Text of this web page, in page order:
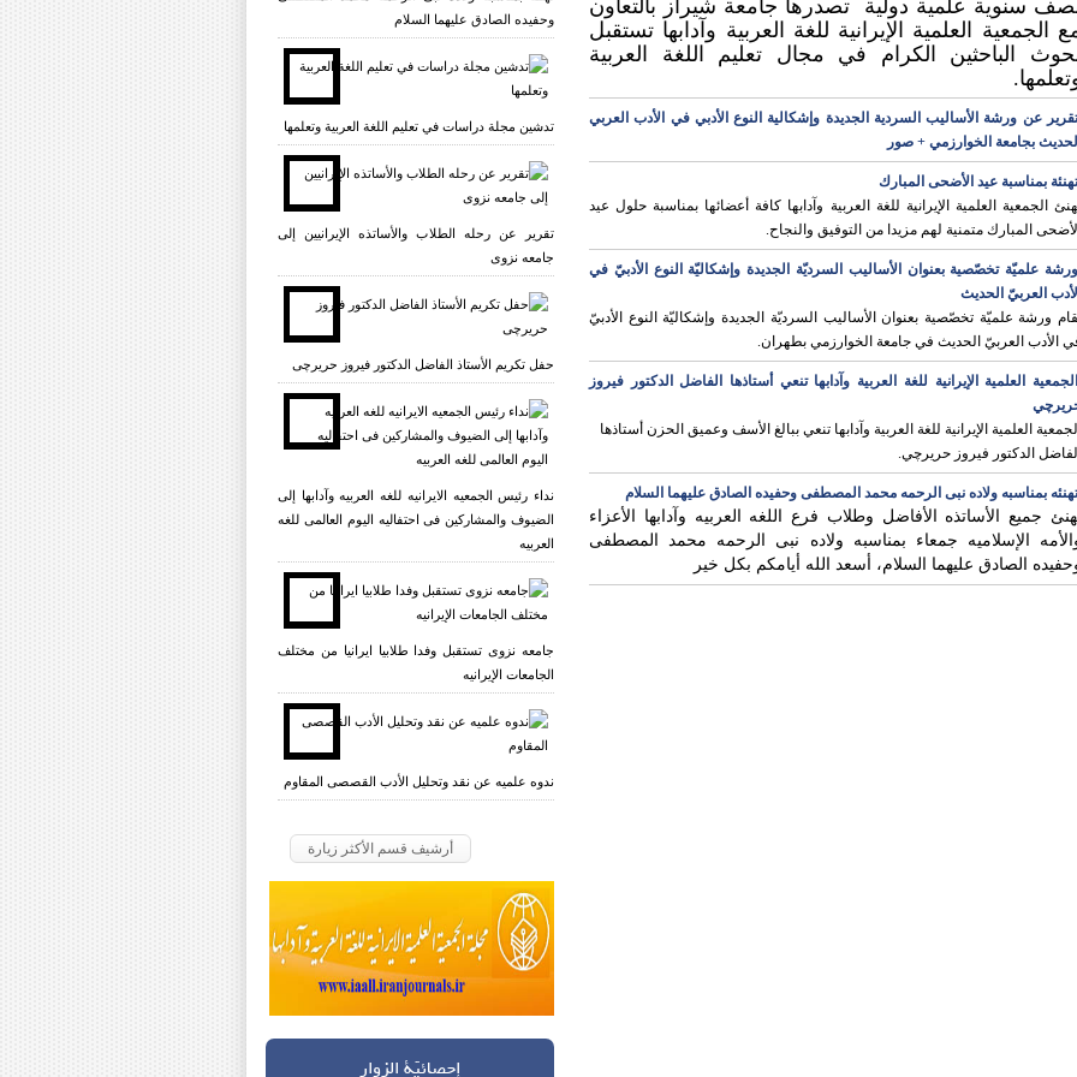
سنوية علمیة دولیة تصدرها جامعة شیراز بالتعاون
الجمعیة العلمیة الإیرانیة للغة العربیة وآدابها تستقبل
الباحثين الكرام في مجال تعلیم اللغة العربیة
تقرير عن ورشة الأساليب السردية الجديدة وإشكالية النوع الأدبي في الأدب العربي
الحديث بجامعة الخوارزمي + صور
تهنئة بمناسبة عيد الأضحى المبارك
الجمعية العلمية الإيرانية للغة العربية وآدابها كافة أعضائها بمناسبة حلول عيد
الأضحى المبارك متمنية لهم مزيدا من التوفيق والنجاح.
ورشة علميّة تخصّصية بعنوان الأساليب السرديّة الجديدة وإشكاليّة النوع الأدبيّ في
الأدب العربيّ الحديث
ورشة علميّة تخصّصية بعنوان الأساليب السرديّة الجديدة وإشكاليّة النوع الأدبيّ
الأدب العربيّ الحديث في جامعة الخوارزمي بطهران.
الجمعية العلمية الإيرانية للغة العربية وآدابها تنعي أستاذها الفاضل الدكتور فيروز
الجمعية العلمية الإيرانية للغة العربية وآدابها تنعي ببالغ الأسف وعميق الحزن أستاذها
الفاضل الدكتور فيروز حريرچي.
تهنئه بمناسبه ولاده نبی الرحمه محمد المصطفی وحفیده الصادق علیهما السلام
جمیع الأساتذه الأفاضل وطلاب فرع اللغه العربیه وآدابها الأعزاء
الإسلامیه جمعاء بمناسبه ولاده نبی الرحمه محمد المصطفی
الصادق علیهما السلام، أسعد الله أیامکم بکل خیر
وحفیده الصادق علیهما السلام
تدشين مجلة دراسات في تعليم اللغة العربية وتعلمها
تقریر عن رحله الطلاب والأساتذه الإیرانیین إلی
جامعه نزوی
حفل تکریم الأستاذ الفاضل الدکتور فیروز حریرچی
نداء رئیس الجمعیه الایرانیه للغه العربیه وآدابها إلی
الضیوف والمشارکین فی احتفالیه الیوم العالمی للغه
العربیه
جامعه نزوی تستقبل وفدا طلابیا ایرانیا من مختلف
الجامعات الإیرانیه
ندوه علمیه عن نقد وتحلیل الأدب القصصی المقاوم
أرشيف قسم الأكثر زيارة
إحصائيّة الزوار